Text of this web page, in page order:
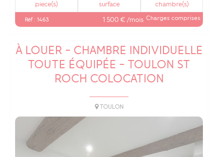
piece(s)
surface
chambre(s)
Réf : 1463 1 500 € /mois Charges comprises
À LOUER - CHAMBRE INDIVIDUELLE
TOUTE ÉQUIPÉE - TOULON ST
ROCH COLOCATION
TOULON